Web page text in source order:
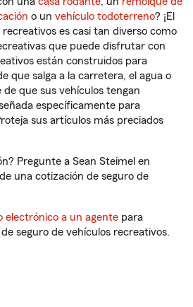
o un vehículo todoterreno? ¡El
es casi tan diverso como
que puede disfrutar con
están construidos para
que salga a la carretera, el agua o
de que sus vehículos tengan
específicamente para
sus artículos más preciados
Pregunte a Sean Steimel en
una cotización de seguro de
electrónico a un agente para
seguro de vehículos recreativos.